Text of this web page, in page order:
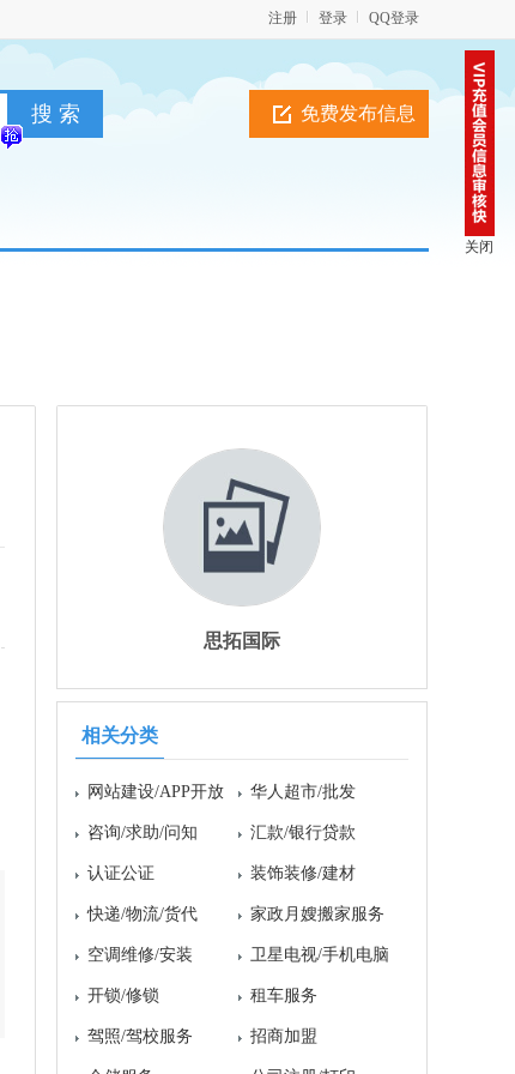
QQ登录
登录
注册
免费发布信息
思拓国际
相关分类
网站建设/APP开放 华人超市/批发
咨询/求助/问知 汇款/银行贷款
认证公证 装饰装修/建材
快递/物流/货代 家政月嫂搬家服务
空调维修/安装 卫星电视/手机电脑
开锁/修锁 租车服务
驾照/驾校服务 招商加盟
关闭